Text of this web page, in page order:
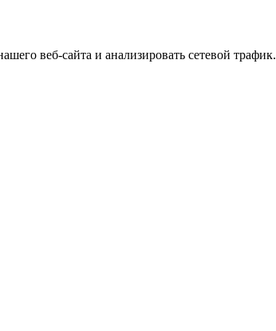
веб-сайта и анализировать сетевой трафик.